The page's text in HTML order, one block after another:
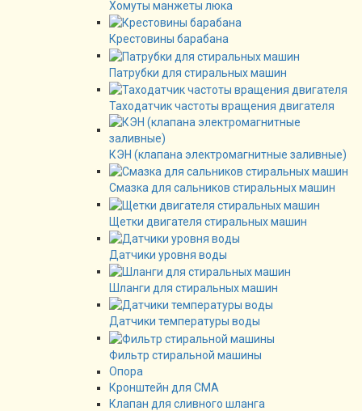
Хомуты манжеты люка
Крестовины барабана
Патрубки для стиральных машин
Таходатчик частоты вращения двигателя
КЭН (клапана электромагнитные заливные)
Смазка для сальников стиральных машин
Щетки двигателя стиральных машин
Датчики уровня воды
Шланги для стиральных машин
Датчики температуры воды
Фильтр стиральной машины
Опора
Кронштейн для СМА
Клапан для сливного шланга